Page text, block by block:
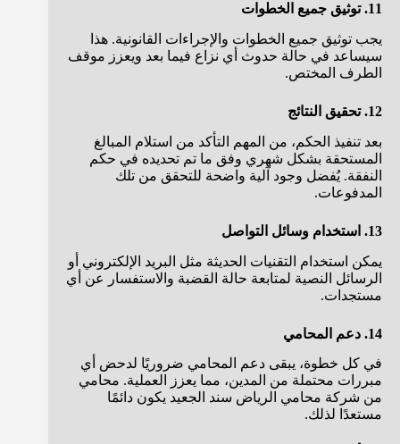
11. توثيق جميع الخطوات
يجب توثيق جميع الخطوات والإجراءات القانونية. هذا
سيساعد في حالة حدوث أي نزاع فيما بعد ويعزز موقف
الطرف المختص.
12. تحقيق النتائج
بعد تنفيذ الحكم، من المهم التأكد من استلام المبالغ
المستحقة بشكل شهري وفق ما تم تحديده في حكم
النفقة. يُفضل وجود آلية واضحة للتحقق من تلك
المدفوعات.
13. استخدام وسائل التواصل
يمكن استخدام التقنيات الحديثة مثل البريد الإلكتروني أو
الرسائل النصية لمتابعة حالة القضبة والاستفسار عن أي
مستجدات.
14. دعم المحامي
في كل خطوة، يبقى دعم المحامي ضروريًا لدحض أي
مبررات محتملة من المدين، مما يعزز العملية. محامي
من شركة محامي الرياض سند الجعيد يكون دائمًا
مستعدًا لذلك.